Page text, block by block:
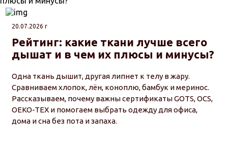
20.07.2026 г
Рейтинг: какие ткани лучше всего
дышат и в чем их плюсы и минусы?
Одна ткань дышит, другая липнет к телу в жару.
Сравниваем хлопок, лён, коноплю, бамбук и меринос.
Рассказываем, почему важны сертификаты GOTS, OCS,
OEKO-TEX и помогаем выбрать одежду для офиса,
дома и сна без пота и запаха.